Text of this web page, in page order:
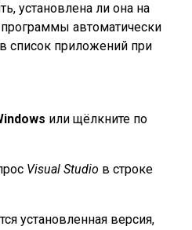
установлена ли она на
автоматически
список приложений при
или щёлкните по
Visual Studio в строке
установленная версия,